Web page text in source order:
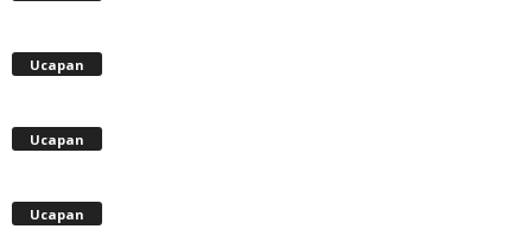
Ucapan
Ucapan
Ucapan